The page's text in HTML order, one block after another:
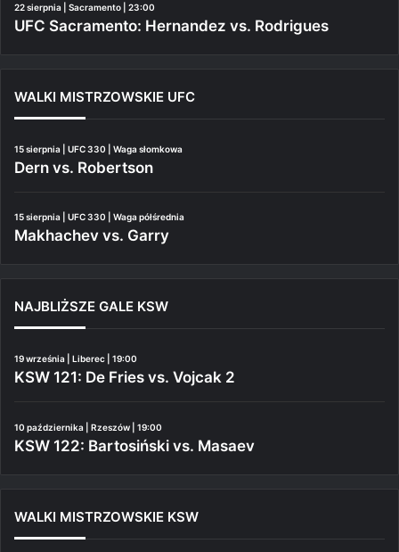
22 sierpnia | Sacramento | 23:00
UFC Sacramento: Hernandez vs. Rodrigues
WALKI MISTRZOWSKIE UFC
15 sierpnia | UFC 330 | Waga słomkowa
Dern vs. Robertson
15 sierpnia | UFC 330 | Waga półśrednia
Makhachev vs. Garry
NAJBLIŻSZE GALE KSW
19 września | Liberec | 19:00
KSW 121: De Fries vs. Vojcak 2
10 października | Rzeszów | 19:00
KSW 122: Bartosiński vs. Masaev
WALKI MISTRZOWSKIE KSW